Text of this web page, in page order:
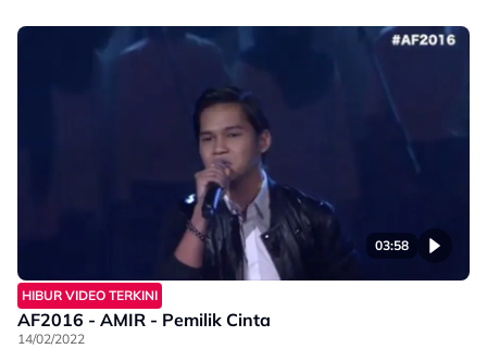
03:58
HIBUR VIDEO TERKINI
AF2016 - AMIR - Pemilik Cinta
14/02/2022